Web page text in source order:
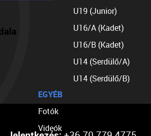
U19 (Junior)
U16/A (Kadet)
U16/B (Kadet)
U14 (Serdülő/A)
U14 (Serdülő/B)
EGYÉB
Fotók
Videók